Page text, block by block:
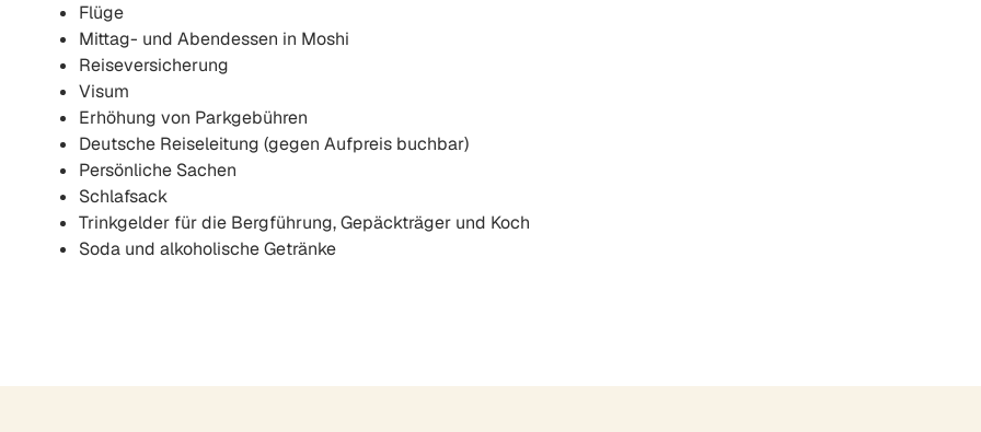
Flüge
Mittag- und Abendessen in Moshi
Reiseversicherung
Visum
Erhöhung von Parkgebühren
Deutsche Reiseleitung (gegen Aufpreis buchbar)
Persönliche Sachen
Schlafsack
Trinkgelder für die Bergführung, Gepäckträger und Koch
Soda und alkoholische Getränke